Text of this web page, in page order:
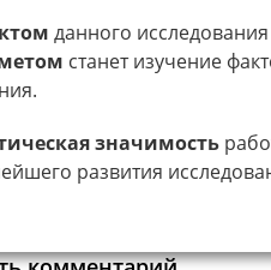
данного
станет изучение
значимость
развития